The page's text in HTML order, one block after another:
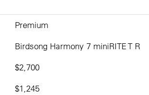
Premium
Birdsong Harmony 7 miniRITE T R
$2,700
$1,245